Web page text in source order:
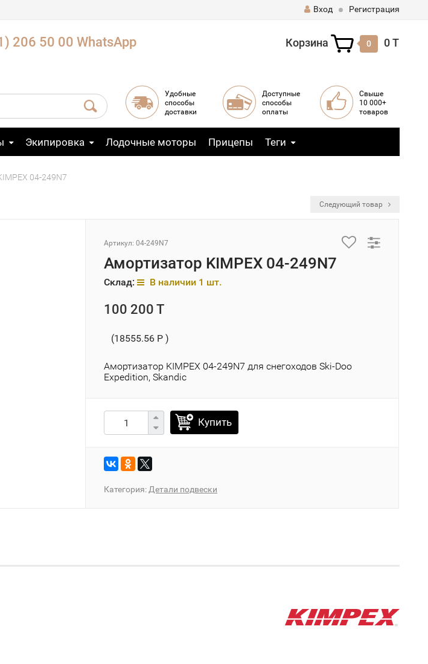
Вход Регистрация
206 50 00 WhatsApp Корзина 0 0 T
Удобные
способы
доставки
Доступные
способы
оплаты
Свыше
10 000+
товаров
Экипировка Лодочные моторы Прицепы Теги
04-249N7
Следующий товар
Артикул: 04-249N7
Амортизатор KIMPEX 04-249N7
Склад: В наличии 1 шт.
100 200 T
(18555.56 P )
Амортизатор KIMPEX 04-249N7 для снегоходов Ski-Doo
Expedition, Skandic
Купить
Категория: Детали подвески